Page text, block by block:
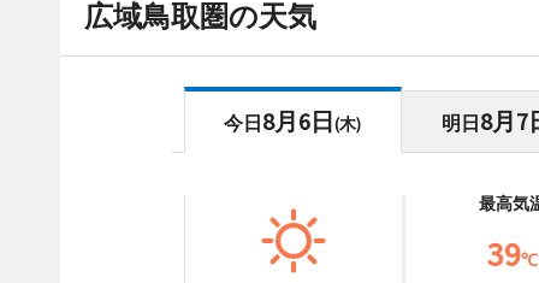
広域鳥取圏の天気
今日8月6日(木) 明日8月7
最高気
39℃